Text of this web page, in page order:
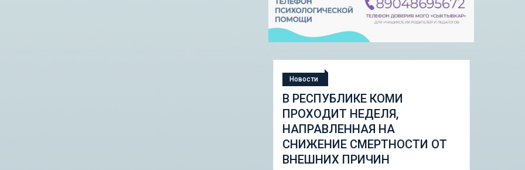
СНИЖЕНИЕ СМЕРТНОСТИ ОТ
СТУДЕНЧЕСКАЯ ЭКСПЕДИЦИЯ
«ШКОЛА ГОРОДСКИХ
ИЗМЕНЕНИЙ: ГОРОДСКОЙ
НАБОР ИНСТРУМЕНТОВ И
ПИЛОТНЫЕ ПРОЕКТЫ ДЛЯ